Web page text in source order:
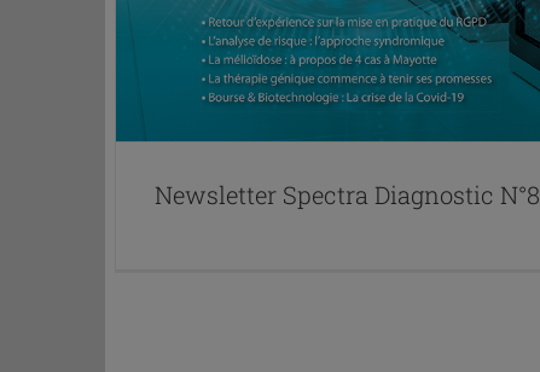
Newsletter Spectra Diagnostic N°8